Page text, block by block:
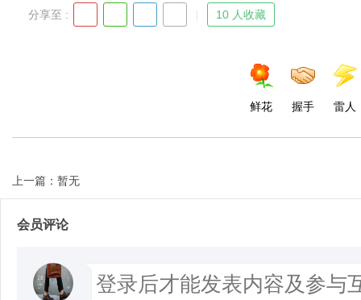
分享至 : 10 人收藏
鲜花 握手 雷人
上一篇：暂无
会员评论